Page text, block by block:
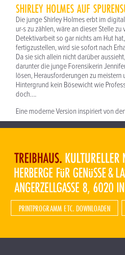
SHIRLEY HOLMES AUF
Die junge Shirley Holmes erbt im
ur-s zu zählen, wäre an dieser Stelle
Detektivarbeit so gar nichts am Hut
fertigzustellen, wird sie sofort nach
Da sie sich allein nicht darüber
darunter die junge Forensikerin
lösen, Herausforderungen zu
Hintergrund kein Bösewicht wie
doch….
Eine moderne Version inspiriert von
PRINTPROGRAMM ETC. DOWNLOADEN